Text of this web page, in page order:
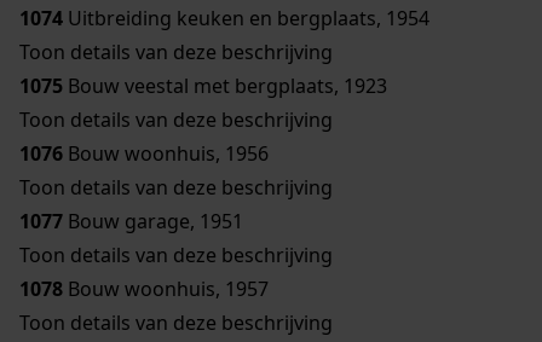
1074 Uitbreiding keuken en bergplaats, 1954
Toon details van deze beschrijving
1075 Bouw veestal met bergplaats, 1923
Toon details van deze beschrijving
1076 Bouw woonhuis, 1956
Toon details van deze beschrijving
1077 Bouw garage, 1951
Toon details van deze beschrijving
1078 Bouw woonhuis, 1957
Toon details van deze beschrijving